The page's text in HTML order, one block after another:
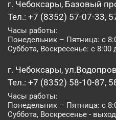
г. Чебоксары, Базовый
Тел.: +7 (8352) 57-07-33,
Часы работы:
Понедельник – Пятница: с
Суббота, Воскресенье: с 8:00
г. Чебоксары,
Тел.: +7 (8352) 58-10-87,
Часы работы:
Понедельник – Пятница: с
Суббота, Воскресенье -